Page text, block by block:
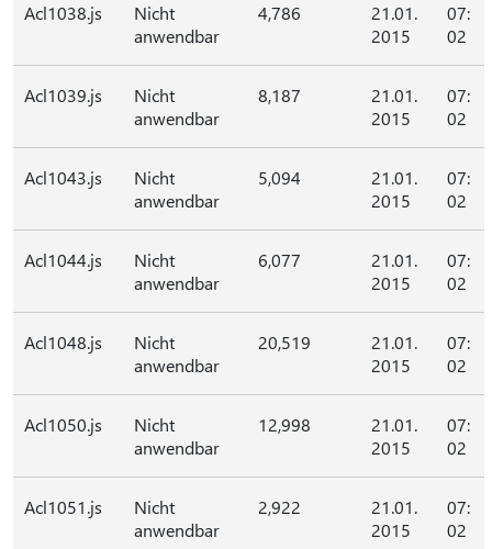
Acl1038.js
Nicht
anwendbar
4,786
21.01.
2015
07:
02
Acl1039.js
Nicht
anwendbar
8,187
21.01.
2015
07:
02
Acl1043.js
Nicht
anwendbar
5,094
21.01.
2015
07:
02
Acl1044.js
Nicht
anwendbar
6,077
21.01.
2015
07:
02
Acl1048.js
Nicht
anwendbar
20,519
21.01.
2015
07:
02
Acl1050.js
Nicht
anwendbar
12,998
21.01.
2015
07:
02
Acl1051.js
Nicht
anwendbar
2,922
21.01.
2015
07:
02